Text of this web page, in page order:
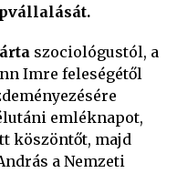
szociológustól, a
Imre feleségétől
emléknapot,
köszöntőt, majd
a Nemzeti